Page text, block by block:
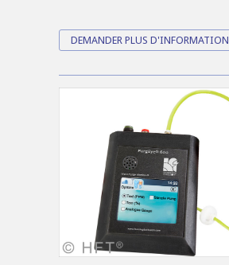
DEMANDER PLUS D'INFORMATION